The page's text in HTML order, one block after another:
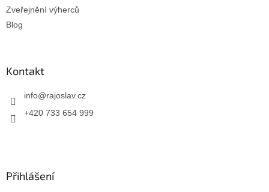
Zveřejnění výherců
Blog
Kontakt
info@rajoslav.cz
+420 733 654 999
Přihlášení